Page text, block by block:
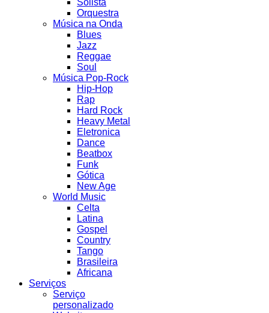
Solista
Orquestra
Música na Onda
Blues
Jazz
Reggae
Soul
Música Pop-Rock
Hip-Hop
Rap
Hard Rock
Heavy Metal
Eletronica
Dance
Beatbox
Funk
Gótica
New Age
World Music
Celta
Latina
Gospel
Country
Tango
Brasileira
Africana
Serviços
Serviço
personalizado